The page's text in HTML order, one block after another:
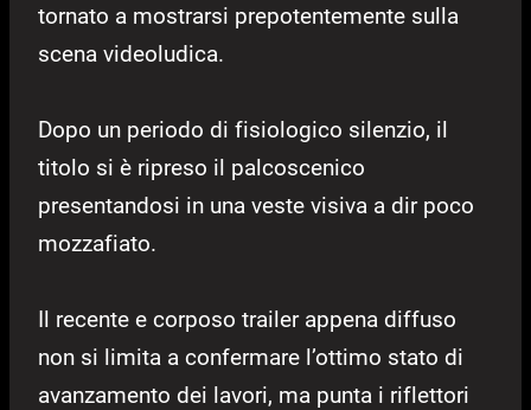
tornato a mostrarsi prepotentemente sulla
scena videoludica.
Dopo un periodo di fisiologico silenzio, il
titolo si è ripreso il palcoscenico
presentandosi in una veste visiva a dir poco
mozzafiato.
Il recente e corposo trailer appena diffuso
non si limita a confermare l’ottimo stato di
avanzamento dei lavori, ma punta i riflettori